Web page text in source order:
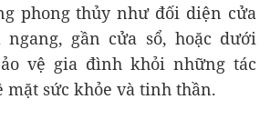
phong thủy như đối diện cửa
gần cửa sổ, hoặc dưới
vệ gia đình khỏi những tác
mặt sức khỏe và tinh thần.